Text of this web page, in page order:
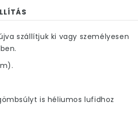
szállítjuk ki vagy személyesen
is héliumos lufidhoz